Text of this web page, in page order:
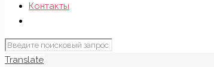
Контакты
Translate